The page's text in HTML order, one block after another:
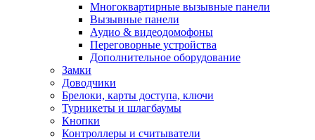
Многоквартирные вызывные панели
Вызывные панели
Аудио & видеодомофоны
Переговорные устройства
Дополнительное оборудование
Замки
Доводчики
Брелоки, карты доступа, ключи
Турникеты и шлагбаумы
Кнопки
Контроллеры и считыватели